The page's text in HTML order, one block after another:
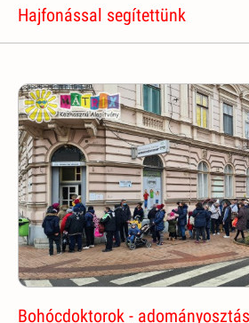
Hajfonással segítettünk
Bohócdoktorok - adományosztás